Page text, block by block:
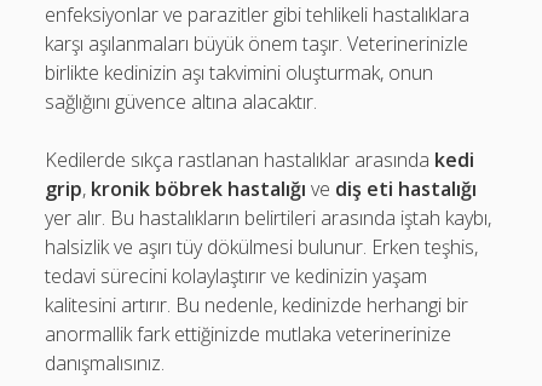
enfeksiyonlar ve parazitler gibi tehlikeli hastalıklara
karşı aşılanmaları büyük önem taşır. Veterinerinizle
birlikte kedinizin aşı takvimini oluşturmak, onun
sağlığını güvence altına alacaktır.
Kedilerde sıkça rastlanan hastalıklar arasında kedi
grip, kronik böbrek hastalığı ve diş eti hastalığı
yer alır. Bu hastalıkların belirtileri arasında iştah kaybı,
halsizlik ve aşırı tüy dökülmesi bulunur. Erken teşhis,
tedavi sürecini kolaylaştırır ve kedinizin yaşam
kalitesini artırır. Bu nedenle, kedinizde herhangi bir
anormallik fark ettiğinizde mutlaka veterinerinize
danışmalısınız.